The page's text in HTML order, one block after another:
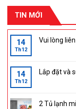
TIN MỚI
14
Th12
Vui lòng
14
Th12
Lắp đặt và
2 Tủ lạnh